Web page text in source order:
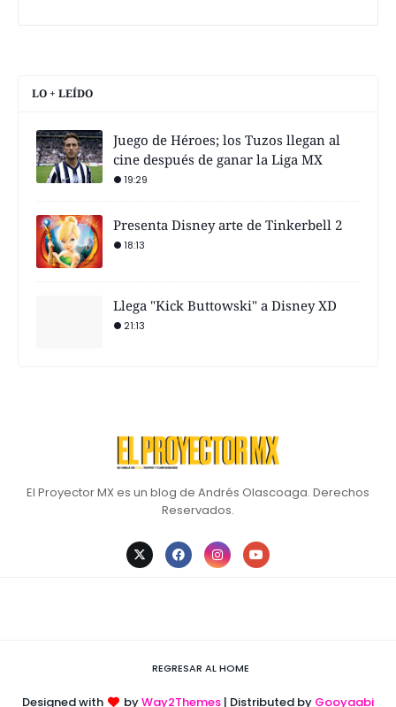
LO + LEÍDO
Juego de Héroes; los Tuzos llegan al
cine después de ganar la Liga MX
19:29
Presenta Disney arte de Tinkerbell 2
18:13
Llega "Kick Buttowski" a Disney XD
21:13
El Proyector MX es un blog de Andrés Olascoaga. Derechos
Reservados.
REGRESAR AL HOME
Designed with byWay2Themes | Distributed by Gooyaabi